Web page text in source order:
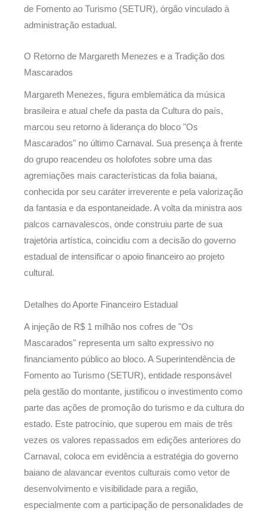
de Fomento ao Turismo (SETUR), órgão vinculado à
administração estadual.
O Retorno de Margareth Menezes e a Tradição dos
Mascarados
Margareth Menezes, figura emblemática da música
brasileira e atual chefe da pasta da Cultura do país,
marcou seu retorno à liderança do bloco "Os
Mascarados" no último Carnaval. Sua presença à frente
do grupo reacendeu os holofotes sobre uma das
agremiações mais características da folia baiana,
conhecida por seu caráter irreverente e pela valorização
da fantasia e da espontaneidade. A volta da ministra aos
palcos carnavalescos, onde construiu parte de sua
trajetória artística, coincidiu com a decisão do governo
estadual de intensificar o apoio financeiro ao projeto
cultural.
Detalhes do Aporte Financeiro Estadual
A injeção de R$ 1 milhão nos cofres de "Os
Mascarados" representa um salto expressivo no
financiamento público ao bloco. A Superintendência de
Fomento ao Turismo (SETUR), entidade responsável
pela gestão do montante, justificou o investimento como
parte das ações de promoção do turismo e da cultura do
estado. Este patrocínio, que superou em mais de três
vezes os valores repassados em edições anteriores do
Carnaval, coloca em evidência a estratégia do governo
baiano de alavancar eventos culturais como vetor de
desenvolvimento e visibilidade para a região,
especialmente com a participação de personalidades de